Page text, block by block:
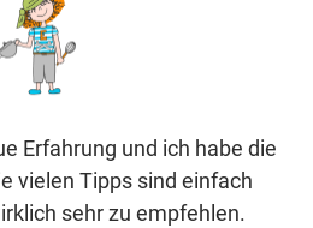
Erfahrung und ich habe die
vielen Tipps sind einfach
sehr zu empfehlen.